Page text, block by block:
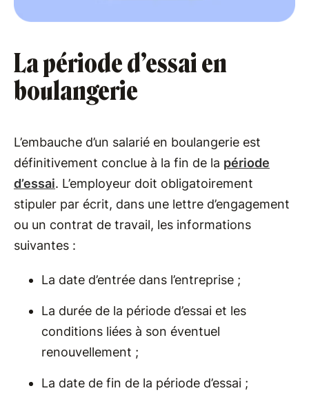
La période d’essai en
boulangerie
L’embauche d’un salarié en boulangerie est
définitivement conclue à la fin de la période
d’essai. L’employeur doit obligatoirement
stipuler par écrit, dans une lettre d’engagement
ou un contrat de travail, les informations
suivantes :
La date d’entrée dans l’entreprise ;
La durée de la période d’essai et les
conditions liées à son éventuel
renouvellement ;
La date de fin de la période d’essai ;